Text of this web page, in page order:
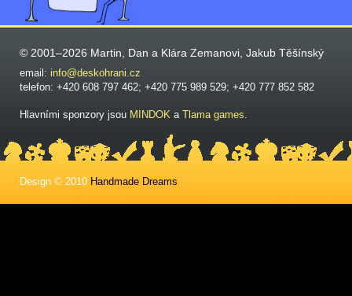
© 2001–2026 Martin, Dan a Klára Zemanovi, Jakub Těšínský
email: info@deskohrani.cz
telefon: +420 608 797 462; +420 775 989 529; +420 777 852 582
Hlavními sponzory jsou MINDOK a Tlama games
Design © 2010 Handmade Dreams